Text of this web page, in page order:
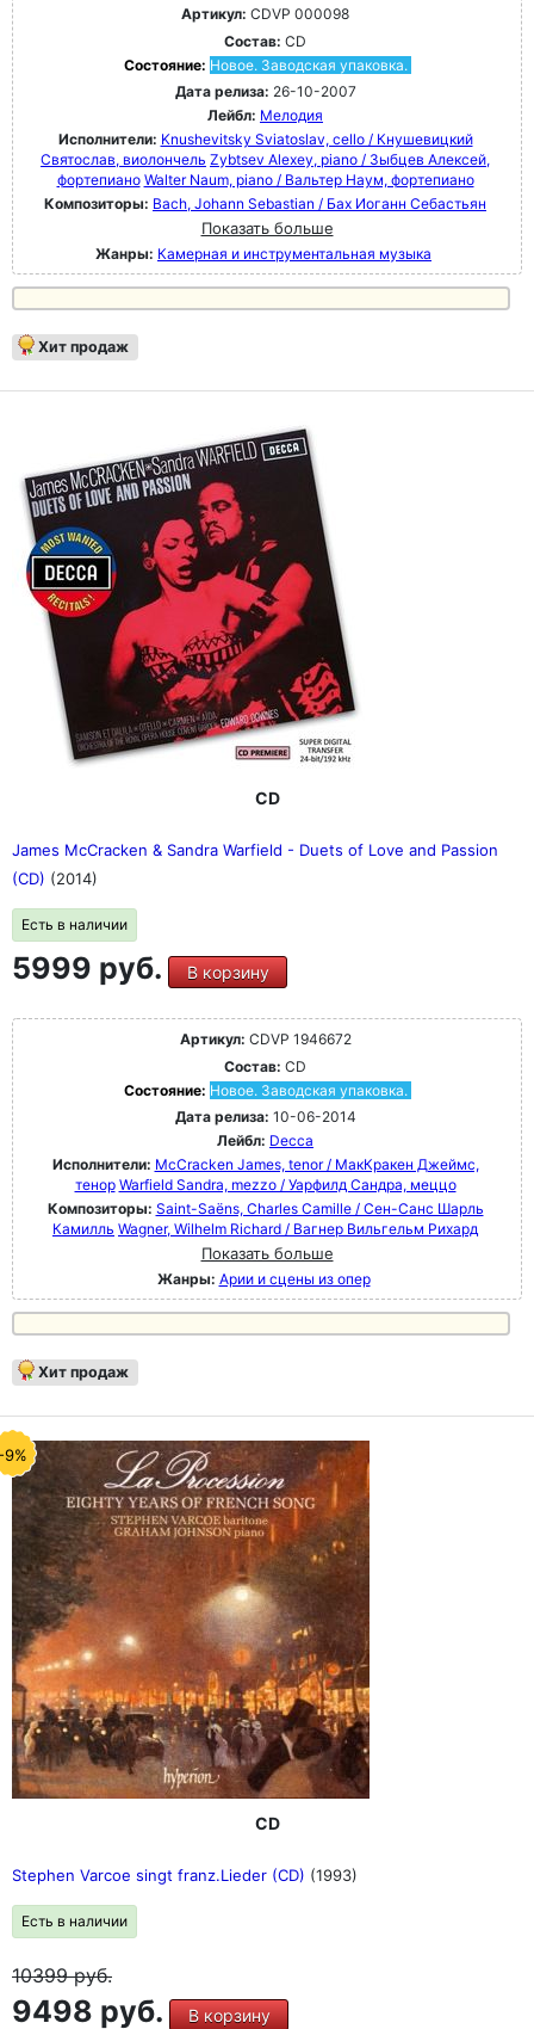
Артикул: CDVP 000098
Состав: CD
Состояние: Новое. Заводская упаковка.
Дата релиза: 26-10-2007
Лейбл: Мелодия
Исполнители: Knushevitsky Sviatoslav, cello / Кнушевицкий
Святослав, виолончель Zybtsev Alexey, piano / Зыбцев Алексей,
фортепиано Walter Naum, piano / Вальтер Наум, фортепиано
Композиторы: Bach, Johann Sebastian / Бах Иоганн Себастьян
Показать больше
Жанры: Камерная и инструментальная музыка
Хит продаж
CD
James McCracken & Sandra Warfield - Duets of Love and Passion
(CD) (2014)
Есть в наличии
5999 руб. В корзину
Артикул: CDVP 1946672
Состав: CD
Состояние: Новое. Заводская упаковка.
Дата релиза: 10-06-2014
Лейбл: Decca
Исполнители: McCracken James, tenor / МакКракен Джеймс,
тенор Warfield Sandra, mezzo / Уарфилд Сандра, меццо
Композиторы: Saint-Saëns, Charles Camille / Сен-Санс Шарль
Камилль Wagner, Wilhelm Richard / Вагнер Вильгельм Рихард
Показать больше
Жанры: Арии и сцены из опер
Хит продаж
9%
CD
Stephen Varcoe singt franz.Lieder (CD) (1993)
Есть в наличии
10399руб.
9498 руб. В корзину